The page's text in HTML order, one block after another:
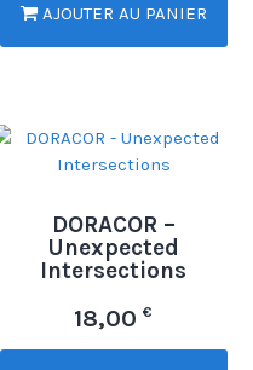
AJOUTER AU PANIER
DORACOR –
Unexpected
Intersections
18,00€